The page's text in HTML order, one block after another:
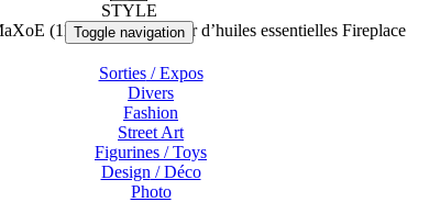
STYLE
Toggle navigation
Sorties/ Expos
Divers
Fashion
Street Art
Figurines / Toys
Design / Déco
Photo
(11/12) : Le diffuseur d’huiles essentielles Fireplace